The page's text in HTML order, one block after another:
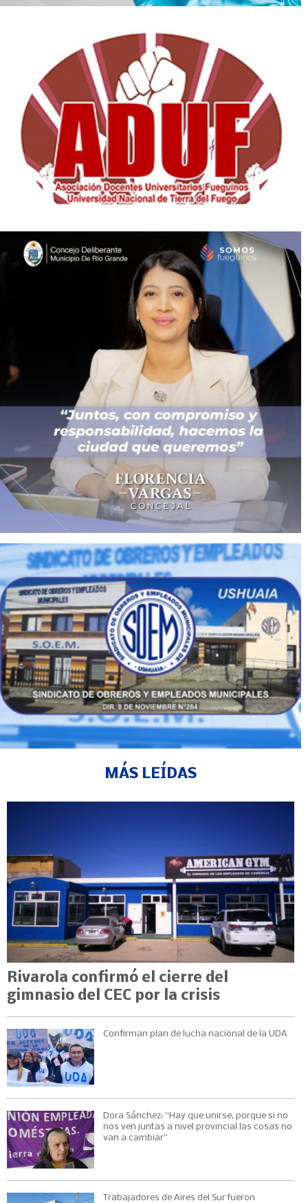
MÁS LEÍDAS
Rivarola confirmó el cierre del
gimnasio del CEC por la crisis
Confirman plan de lucha nacional de la UDA
Dora Sánchez: “Hay que unirse, porque si no
nos ven juntas a nivel provincial las cosas no
van a cambiar”
Trabajadores de Aires del Sur fueron